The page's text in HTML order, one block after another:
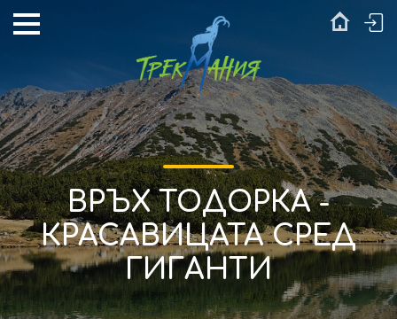
ВРЪХ ТОДОРКА -
КРАСАВИЦАТА СРЕД
ГИГАНТИ